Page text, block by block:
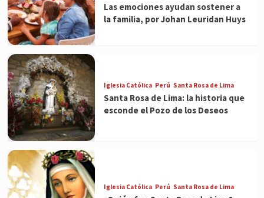
Las emociones ayudan sostener a
la familia, por Johan Leuridan Huys
Iglesia Católica Perú Santa Rosa de Lima
Santa Rosa de Lima: la historia que
esconde el Pozo de los Deseos
Iglesia Católica Perú Santa Rosa de Lima